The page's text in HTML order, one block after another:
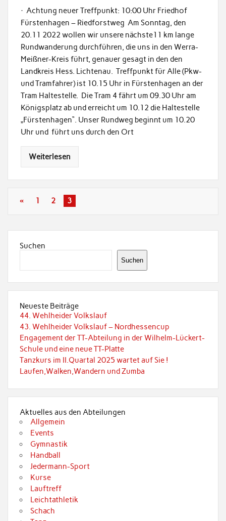
· Achtung neuer Treffpunkt: 10:00 Uhr Friedhof
Fürstenhagen – Riedforstweg Am Sonntag, den
20.11 2022 wollen wir unsere nächste11 km lange
Rundwanderung durchführen, die uns in den Werra-
Meißner-Kreis führt, genauer gesagt in den den
Landkreis Hess. Lichtenau. Treffpunkt für Alle (Pkw-
und Tramfahrer) ist 10.15 Uhr in Fürstenhagen an der
Tram Haltestelle. Die Tram 4 fährt um 09.30 Uhr am
Königsplatz ab und erreicht um 10.12 die Haltestelle
„Fürstenhagen“. Unser Rundweg beginnt um 10.20
Uhr und führt uns durch den Ort
Weiterlesen
« 1 2 3
Suchen
Suchen
Neueste Beiträge
44. Wehlheider Volkslauf
43. Wehlheider Volkslauf – Nordhessencup
Engagement der TT-Abteilung in der Wilhelm-Lückert-
Schule und eine neue TT-Platte
Tanzkurs im II.Quartal 2025 wartet auf Sie !
Laufen,Walken,Wandern und Zumba
Aktuelles aus den Abteilungen
Allgemein
Events
Gymnastik
Handball
Jedermann-Sport
Kurse
Lauftreff
Leichtathletik
Schach